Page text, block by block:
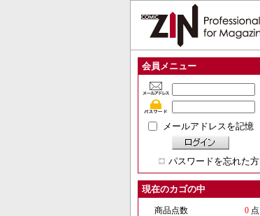
会員メニュー
メールアドレスを記憶
パスワードを忘れた方
現在のカゴの中
商品点数 0 点